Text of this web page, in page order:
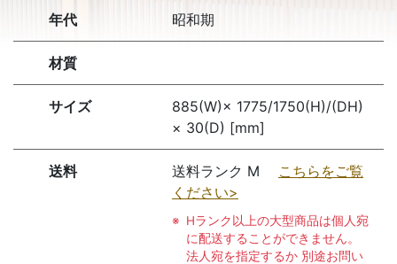
年代 昭和期
材質
サイズ
885(W)× 1775/1750(H)/(DH)
× 30(D) [mm]
送料 送料ランク M こちらをご覧
ください>
Hランク以上の大型商品は個人宛
に配送することができません。
法人宛を指定するか 別途お問い